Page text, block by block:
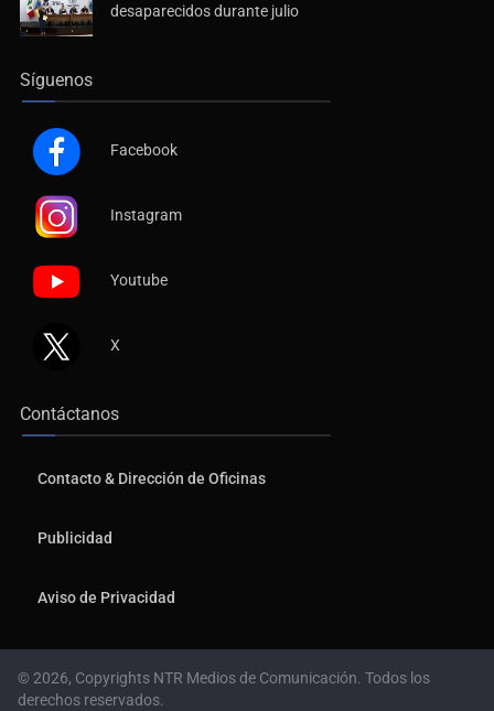
desaparecidos durante julio
Síguenos
Facebook
Instagram
Youtube
X
Contáctanos
Contacto & Dirección de Oficinas
Publicidad
Aviso de Privacidad
© 2026, Copyrights NTR Medios de Comunicación. Todos los
derechos reservados.